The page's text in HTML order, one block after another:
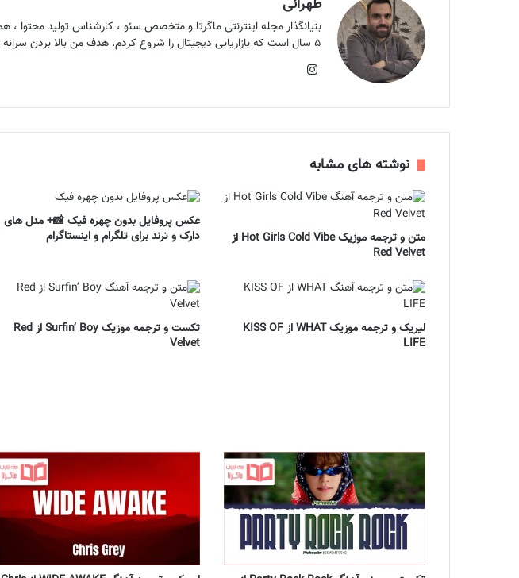
طهرانی
۵ سال است که بازاریابی دیجیتال را شروع کردم. هدف من بالا بردن سرانه مطالعه کشور است و اون هدف الان ماگرتا ست.
نوشته های مشابه
متن و ترجمه موزیک Hot Girls Cold Vibe از
Red Velvet
عکس پروفایل بدون چهره فیک 📸+ مدل های
دارک و ترند برای تلگرام و اینستاگرام
لیریک و ترجمه موزیک WHAT از KISS OF
LIFE
تکست و ترجمه موزیک Surfin’ Boy از Red
Velvet